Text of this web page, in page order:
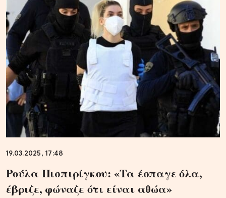
19.03.2025, 17:48
Ρούλα Πισπιρίγκου: «Τα έσπαγε όλα,
έβριζε, φώναζε ότι είναι αθώα»